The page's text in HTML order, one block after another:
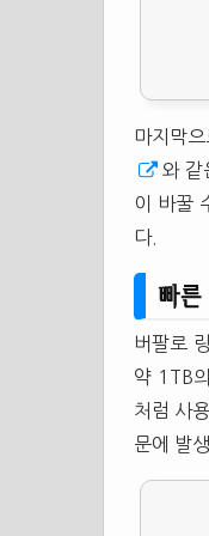
마지막
와 같
이 바꿀
다.
빠
버팔로
약 1TB
처럼 사
문에 발